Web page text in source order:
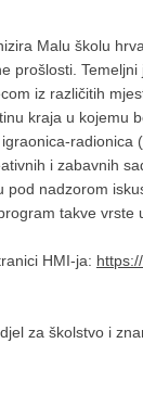
Malu školu
prošlosti.
iz različitih
kraja u kojemu
radionica
i zabavnih
nadzorom
takve vrste
HMI-ja:
za školstvo i